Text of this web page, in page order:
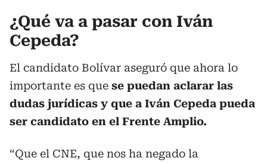
¿Qué va a pasar con Iván
Cepeda?
El candidato Bolívar aseguró que ahora lo
importante es que se puedan aclarar las
dudas jurídicas y que a Iván Cepeda pueda
ser candidato en el Frente Amplio.
“Que el CNE, que nos ha negado la